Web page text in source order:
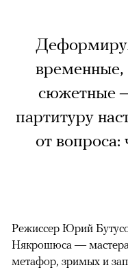
временные,
сюжетные
партитуру
от вопроса:
Режиссер Юрий
Някрошюса — мастера
метафор, зримых и